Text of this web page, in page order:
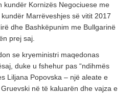
kundër Kornizës Negociuese me
Marrëveshjes së vitit 2017
dhe Bashkëpunim me Bullgarinë
prej saj.
se kryeministri maqedonas
duke u fshehur pas “ndihmës
Liljana Popovska – një aleate e
në të kaluarën dhe vajza e